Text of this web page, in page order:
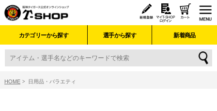
カテゴリーから探す 選手から探す 新着商品
HOME 日用品・バラエティ